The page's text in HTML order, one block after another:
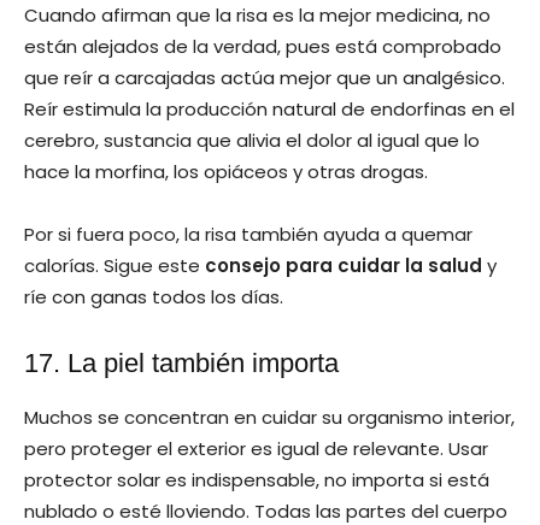
Cuando afirman que la risa es la mejor medicina, no
están alejados de la verdad, pues está comprobado
que reír a carcajadas actúa mejor que un analgésico.
Reír estimula la producción natural de endorfinas en el
cerebro, sustancia que alivia el dolor al igual que lo
hace la morfina, los opiáceos y otras drogas.
Por si fuera poco, la risa también ayuda a quemar
calorías. Sigue este consejo para cuidar la salud y
ríe con ganas todos los días.
17. La piel también importa
Muchos se concentran en cuidar su organismo interior,
pero proteger el exterior es igual de relevante. Usar
protector solar es indispensable, no importa si está
nublado o esté lloviendo. Todas las partes del cuerpo